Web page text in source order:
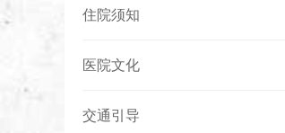
住院须知
医院文化
交通引导